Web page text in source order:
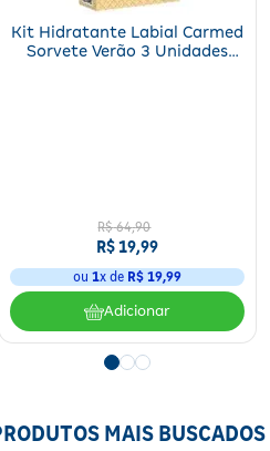
Kit Hidratante Labial Carmed
Sorvete Verão 3 Unidades
R$ 64,90
R$19,99
ou 1x de R$ 19,99
Adicionar
MAIS BUSCADOS